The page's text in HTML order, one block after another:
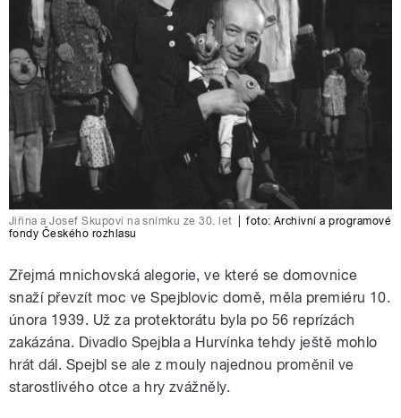
Jiřina a Josef Skupovi na snímku ze 30. let foto:Archivní a programové
fondy Českého rozhlasu
Zřejmá mnichovská alegorie, ve které se domovnice
snaží převzít moc ve Spejblovic domě, měla premiéru 10.
února 1939. Už za protektorátu byla po 56 reprízách
zakázána. Divadlo Spejbla a Hurvínka tehdy ještě mohlo
hrát dál. Spejbl se ale z mouly najednou proměnil ve
starostlivého otce a hry zvážněly.